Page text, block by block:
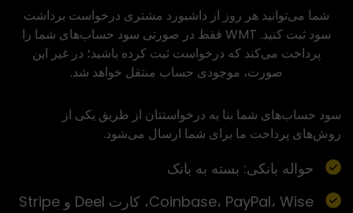
شما می‌توانید هر روز از داشبورد مشتری درخواست برداشت
سود ثبت کنید. WMT فقط در صورتی سود حساب‌های شما را
پرداخت می‌کند که درخواست ثبت کرده باشید؛ در غیر این
صورت، موجودی حساب منتقل خواهد شد.
سود حساب‌های شما بنا به درخواستتان از طریق یکی از
روش‌های پرداخت ما برای شما ارسال می‌شود.
حواله بانکی: بسته به بانک
Coinbase، PayPal، Wise، کارت Deel و Stripe